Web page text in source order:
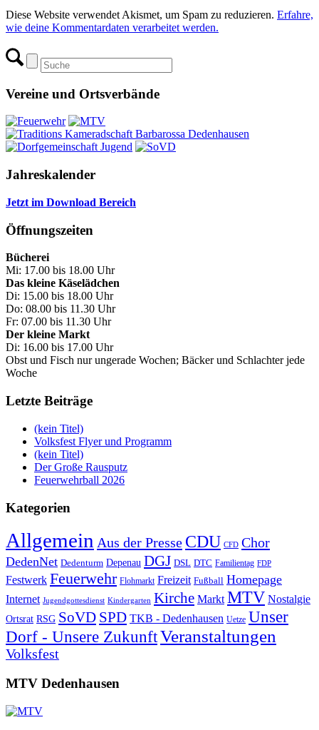
Diese Website verwendet Akismet, um Spam zu reduzieren. Erfahre,
wie deine Kommentardaten verarbeitet werden.
Vereine und Ortsverbände
Jahreskalender
Jetzt im Download Bereich
Öffnungszeiten
Bücherei
Mi: 17.00 bis 18.00 Uhr
Das kleine Käselädchen
Di: 15.00 bis 18.00 Uhr
Do: 08.00 bis 11.30 Uhr
Fr: 07.00 bis 11.30 Uhr
Der kleine Markt
Di: 16.00 bis 17.00 Uhr
Obst und Fisch nur ungerade Wochen; Bäcker und Schlachter jede
Woche
Letzte Beiträge
(kein Titel)
Volksfest Flyer und Programm
(kein Titel)
Der Große Rausputz
Feuerwehrball 2026
Kategorien
Allgemein Aus der Presse CDU CFD Chor
DedenNet Dedenturm Depenau DGJ DSL DTC Familientag FDP
Festwerk Feuerwehr Flohmarkt Freizeit Fußball Homepage
Internet Jugendgottesdienst Kindergarten Kirche Markt MTV Nostalgie
Ortsrat RSG SoVD SPD TKB - Dedenhausen Uetze Unser
Dorf - Unsere ZukunftVeranstaltungen
Volksfest
MTV Dedenhausen